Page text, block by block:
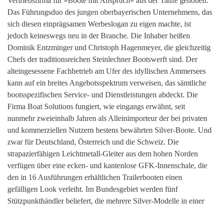
Das Führungsduo des jungen oberbayerischen Unternehmens, das
sich diesen einprägsamen Werbeslogan zu eigen machte, ist
jedoch keineswegs neu in der Branche. Die Inhaber heißen
Dominik Entzminger und Christoph Hagenmeyer, die gleichzeitig
Chefs der traditionsreichen Steinlechner Bootswerft sind. Der
alteingesessene Fachbetrieb am Ufer des idyllischen Ammersees
kann auf ein breites Angebotsspektrum verweisen, das sämtliche
bootsspezifischen Service- und Dienstleistungen abdeckt. Die
Firma Boat Solutions fungiert, wie eingangs erwähnt, seit
nunmehr zweieinhalb Jahren als Alleinimporteur der bei privaten
und kommerziellen Nutzern bestens bewährten Silver-Boote. Und
zwar für Deutschland, Österreich und die Schweiz. Die
strapazierfähigen Leichtmetall-Gleiter aus dem hohen Norden
verfügen über eine ecken- und kantenlose GFK-Innenschale, die
den in 16 Ausführungen erhältlichen Trailerbooten einen
gefälligen Look verleiht. Im Bundesgebiet werden fünf
Stützpunkthändler beliefert, die mehrere Silver-Modelle in einer